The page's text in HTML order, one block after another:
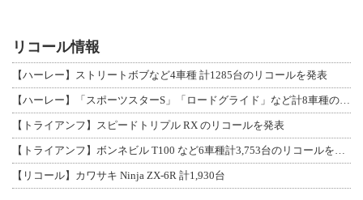
リコール情報
【ハーレー】ストリートボブなど4車種 計1285台のリコールを発表
【ハーレー】「スポーツスターS」「ロードグライド」など計8車種のリコールを発表
【トライアンフ】スピードトリプル RX のリコールを発表
【トライアンフ】ボンネビル T100 など6車種計3,753台のリコールを発表
【リコール】カワサキ Ninja ZX-6R 計1,930台